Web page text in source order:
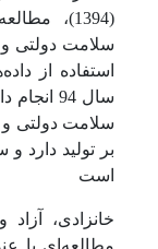
(1394)،
سلامت دولتی
استفاده از
سال 94
سلامت دولتی و
بر تولید دارد
است